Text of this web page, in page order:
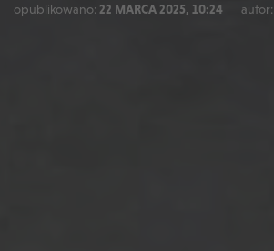
opublikowano: 22 MARCA 2025, 10:24 autor: